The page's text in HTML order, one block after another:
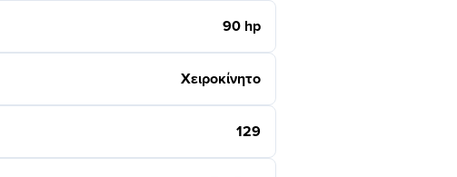
90 hp
Χειροκίνητο
129